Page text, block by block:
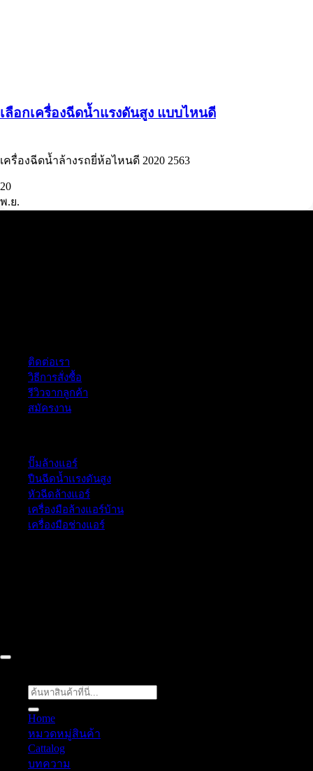
เลือกเครื่องฉีดน้ำแรงดันสูง แบบไหนดี
เครื่องฉีดน้ำล้างรถยี่ห้อไหนดี 2020 2563
20
พ.ย.
ติดต่อเรา
วิธีการสั่งซื้อ
รีวิวจากลูกค้า
สมัครงาน
ปั๊มล้างแอร์
ปืนฉีดน้ำเเรงดันสูง
หัวฉีดล้างแอร์
เครื่องมือล้างแอร์บ้าน
เครื่องมือช่างแอร์
ค้นหา:
Home
หมวดหมู่สินค้า
Cattalog
บทความ